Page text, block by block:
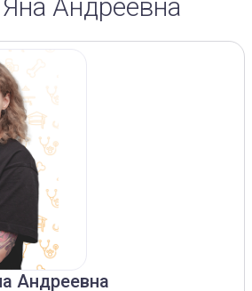
Андреевна
Андреевна